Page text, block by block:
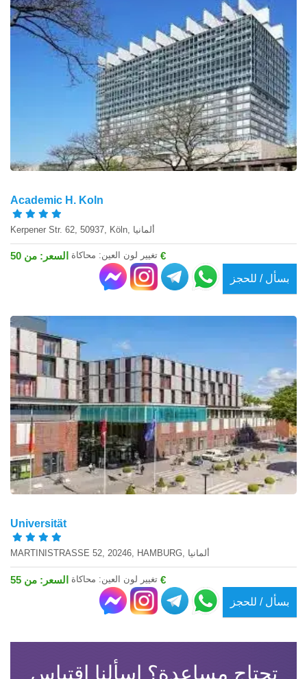
Academic H. Koln
Kerpener Str. 62, 50937, Köln, ألمانيا
تغيير لون العين: محاكاة السعر: من 50 €
بسأل / للحجز
Universität
MARTINISTRASSE 52, 20246, HAMBURG, ألمانيا
تغيير لون العين: محاكاة السعر: من 55 €
بسأل / للحجز
تحتاج مساعدة؟ اسألنا اقتباس